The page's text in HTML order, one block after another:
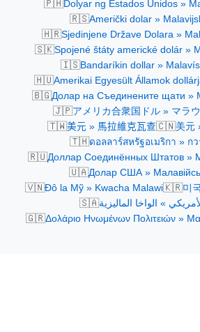
🇵🇭Dolyar ng Estados Unidos »
🇷🇸Američki dolar »
🇭🇷Sjedinjene Države Dolara »
🇸🇰Spojené štáty americké dolár »
🇮🇸Bandaríkin dollar »
🇭🇺Amerikai Egyesült Államok
🇧🇬Долар на Съединените щати »
🇯🇵アメリカ合衆国ドル » マラ
🇹🇼美元 » 馬拉維克瓦查🇨🇳美元
🇹🇭ดอลลาร์สหรัฐอเมริกา » ก
🇷🇺Доллар Соединённых Штатов »
🇺🇦Долар США »
🇻🇳Đô la Mỹ » Kwacha Malawi🇰🇷미
🇸🇦» الواخا الماليزية
🇬🇷Δολάριο Ηνωμένων Πολιτειών »